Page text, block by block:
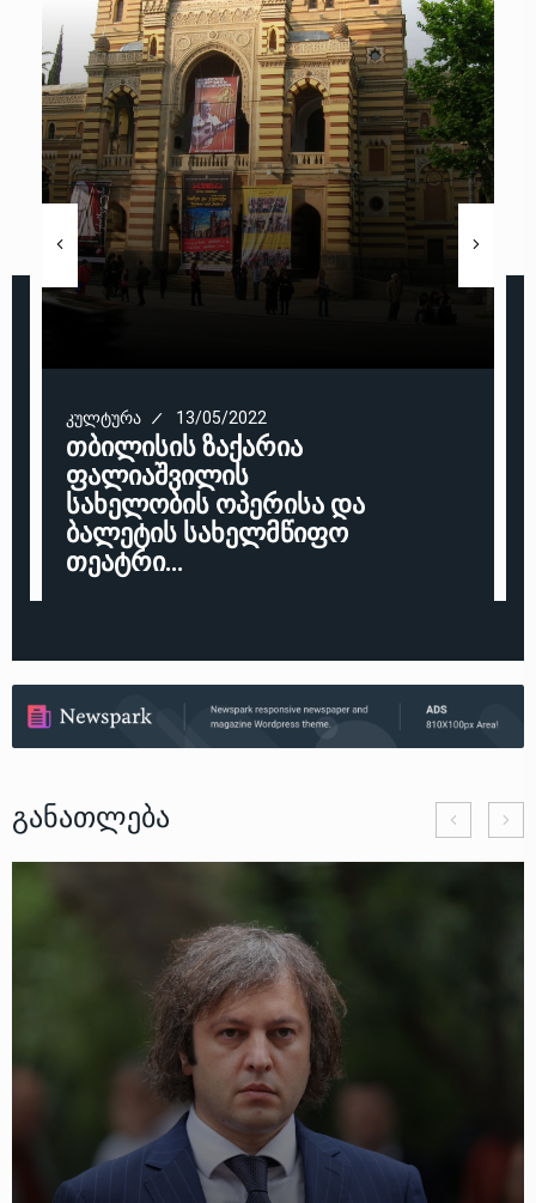
ᲙᲣᲚᲢᲣᲠᲐ 13/05/2022
თბილისის ზაქარია
ფალიაშვილის
სახელობის ოპერისა და
ბალეტის სახელმწიფო
თეატრი…
Განათლება